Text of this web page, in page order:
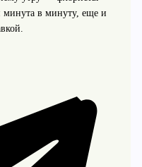
минута в минуту, еще и